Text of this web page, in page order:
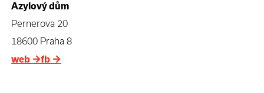
Azylový dům
Pernerova 20
18600 Praha 8
web →fb →